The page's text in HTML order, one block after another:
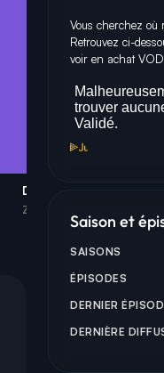
D
DELIL OZHAN
ZAK
Vous cherchez où
Retrouvez ci-
voir en achat
Saison et
SAISONS
ÉPISODES
DERNIER
DERNIÈRE